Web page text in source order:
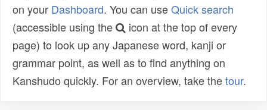
on your Dashboard. You can useQuick search
(accessible using the
icon at the top of every
page) to look up any Japanese word, kanji or
grammar point, as well as to find anything on
Kanshudo quickly. For an overview, take thetour.